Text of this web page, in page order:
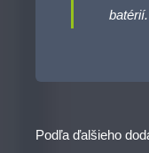
Podľa ďalšieho